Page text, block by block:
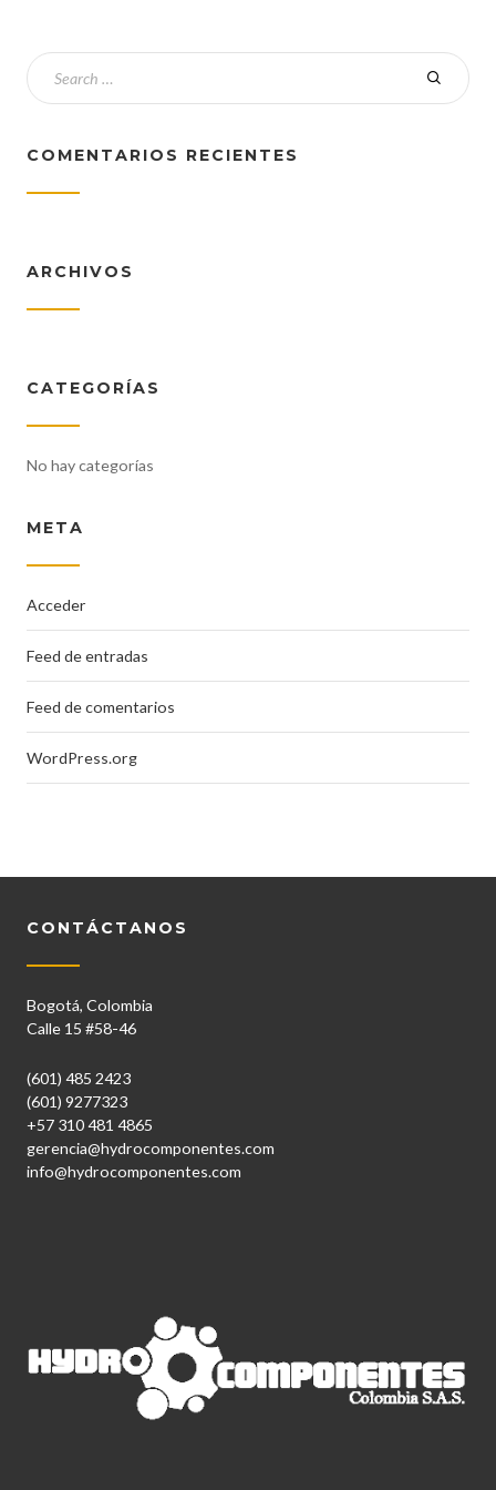
COMENTARIOS RECIENTES
ARCHIVOS
CATEGORÍAS
No hay categorías
META
Acceder
Feed de entradas
Feed de comentarios
WordPress.org
CONTÁCTANOS
Bogotá, Colombia
Calle 15 #58-46
(601) 485 2423
(601) 9277323
+57 310 481 4865
gerencia@hydrocomponentes.com
info@hydrocomponentes.com